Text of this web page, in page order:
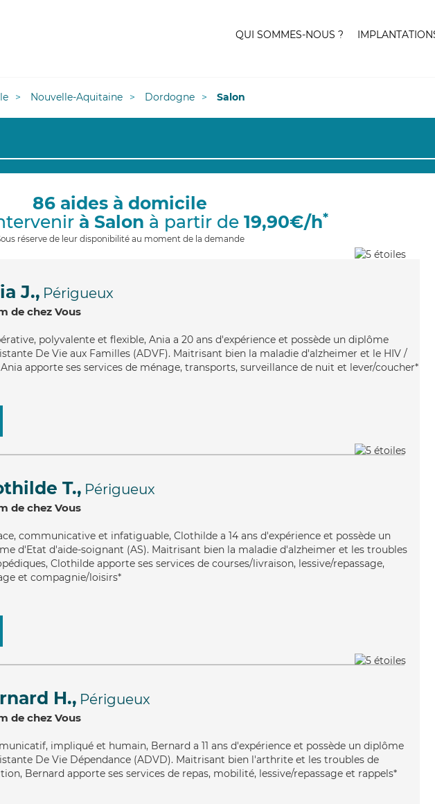
QUI SOMMES-NOUS ?
Nouvelle-Aquitaine Dordogne Salon
86 aides à domicile
à Salon à partir de 19,90€/h*
réserve de leur disponibilité au moment de la demande
J., Périgueux
de chez Vous
, polyvalente et flexible, Ania a 20 ans d'expérience et possède un diplôme
De Vie aux Familles (ADVF). Maitrisant bien la maladie d'alzheimer et le HIV /
Ania apporte ses services de ménage, transports, surveillance de nuit et lever/coucher*
T., Périgueux
de chez Vous
, communicative et infatiguable, Clothilde a 14 ans d'expérience et possède un
d'Etat d'aide-soignant (AS). Maitrisant bien la maladie d'alzheimer et les troubles
Clothilde apporte ses services de courses/livraison, lessive/repassage,
et compagnie/loisirs*
H., Périgueux
de chez Vous
, impliqué et humain, Bernard a 11 ans d'expérience et possède un diplôme
De Vie Dépendance (ADVD). Maitrisant bien l'arthrite et les troubles de
Bernard apporte ses services de repas, mobilité, lessive/repassage et rappels*